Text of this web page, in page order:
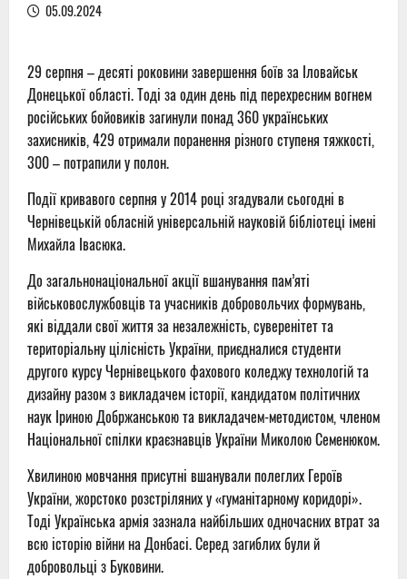
05.09.2024
29 серпня – десяті роковини завершення боїв за Іловайськ
Донецької області. Тоді за один день під перехресним вогнем
російських бойовиків загинули понад 360 українських
захисників, 429 отримали поранення різного ступеня тяжкості,
300 – потрапили у полон.
Події кривавого серпня у 2014 році згадували сьогодні в
Чернівецькій обласній універсальній науковій бібліотеці імені
Михайла Івасюка.
До загальнонаціональної акції вшанування пам’яті
військовослужбовців та учасників добровольчих формувань,
які віддали свої життя за незалежність, суверенітет та
територіальну цілісність України, приєдналися студенти
другого курсу Чернівецького фахового коледжу технологій та
дизайну разом з викладачем історії, кандидатом політичних
наук Іриною Добржанською та викладачем-методистом, членом
Національної спілки краєзнавців України Миколою Семенюком.
Хвилиною мовчання присутні вшанували полеглих Героїв
України, жорстоко розстріляних у «гуманітарному коридорі».
Тоді Українська армія зазнала найбільших одночасних втрат за
всю історію війни на Донбасі. Серед загиблих були й
добровольці з Буковини.